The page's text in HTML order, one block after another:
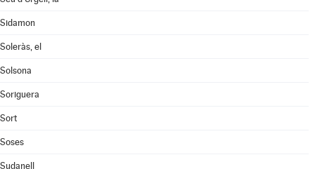
Sidamon
Soleràs, el
Solsona
Soriguera
Sort
Soses
Sudanell